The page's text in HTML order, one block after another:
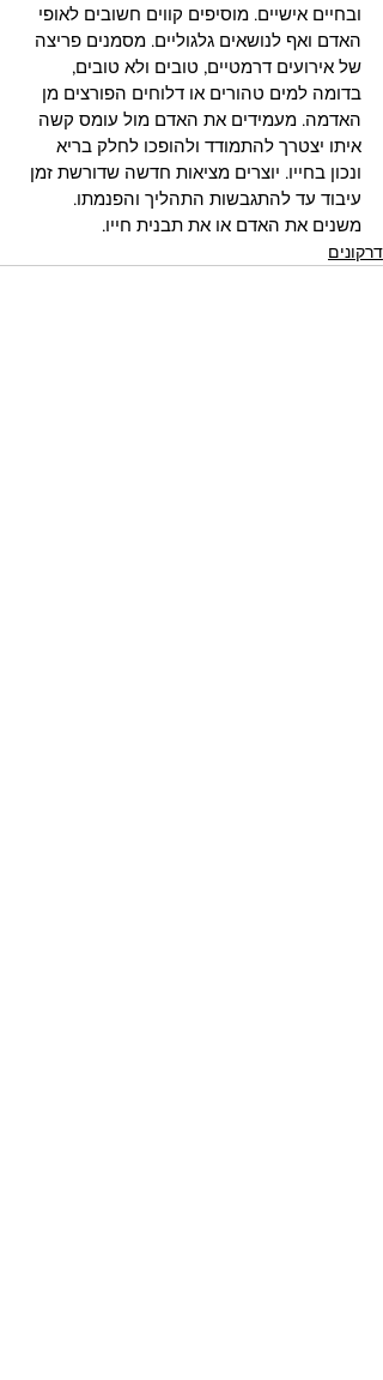
ובחיים אישיים. מוסיפים קווים חשובים לאופי
האדם ואף לנושאים גלגוליים. מסמנים פריצה
של אירועים דרמטיים, טובים ולא טובים,
בדומה למים טהורים או דלוחים הפורצים מן
האדמה. מעמידים את האדם מול עומס קשה
איתו יצטרך להתמודד ולהופכו לחלק בריא
ונכון בחייו. יוצרים מציאות חדשה שדורשת זמן
עיבוד עד להתגבשות התהליך והפנמתו.
משנים את האדם או את תבנית חייו.
דרקונים